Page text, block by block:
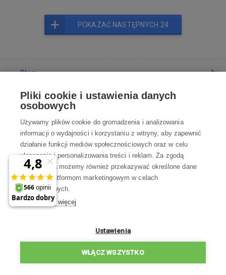
POKAZAĆ NASTĘPNYCH 24
Blog
Poradnia
Wszystko o zakupach
Kontakt
Skontaktuj się z Nami
Pon-Pt 8:00—17:00
WSZYSTKIE KONTAKTY
Pliki cookie i ustawienia danych
osobowych
Używamy plików cookie do gromadzenia i analizowania
informacji o wydajności i korzystaniu z witryny, aby zapewnić
działanie funkcji mediów społecznościowych oraz w celu
ulepszania i personalizowania treści i reklam. Za zgodą
użytkownika możemy również przekazywać określone dane
osobowe platformom marketingowym w celach
marketingowych.
Dowiedz się więcej
Ustawienia
WŁĄCZ WSZYSTKO